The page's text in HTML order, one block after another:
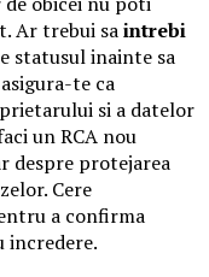
Ar trebui saintrebi
statusul inainte sa
te ca
si a datelor
un RCA nou
despre protejarea
Cere
a confirma
incredere.